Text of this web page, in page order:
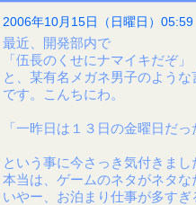
2006年10月15日（日曜日）05:59
最近、開発部内で
「伍長のくせにナマイキだぞ」
と、某有名メガネ男子のよう
です。こんちにわ。
「一昨日は１３日の金曜日だっ
という事に今さっき気付きま
本当は、ゲームのネタがネタ
いやー、お泊まり仕事が多す